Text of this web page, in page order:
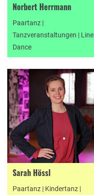
Norbert Herrmann
Paartanz |
Tanzveranstaltungen | Line
Dance
Sarah Hössl
Paartanz | Kindertanz |